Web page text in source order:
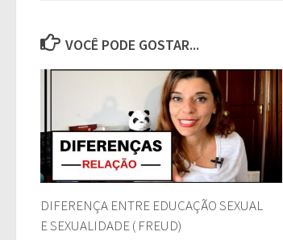
VOCÊ PODE GOSTAR...
DIFERENÇA ENTRE EDUCAÇÃO SEXUAL
E SEXUALIDADE ( FREUD)